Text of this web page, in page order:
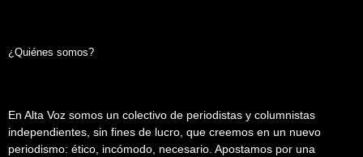
¿Quiénes somos?
En Alta Voz somos un colectivo de periodistas y columnistas
independientes, sin fines de lucro, que creemos en un nuevo
periodismo: ético, incómodo, necesario. Apostamos por una